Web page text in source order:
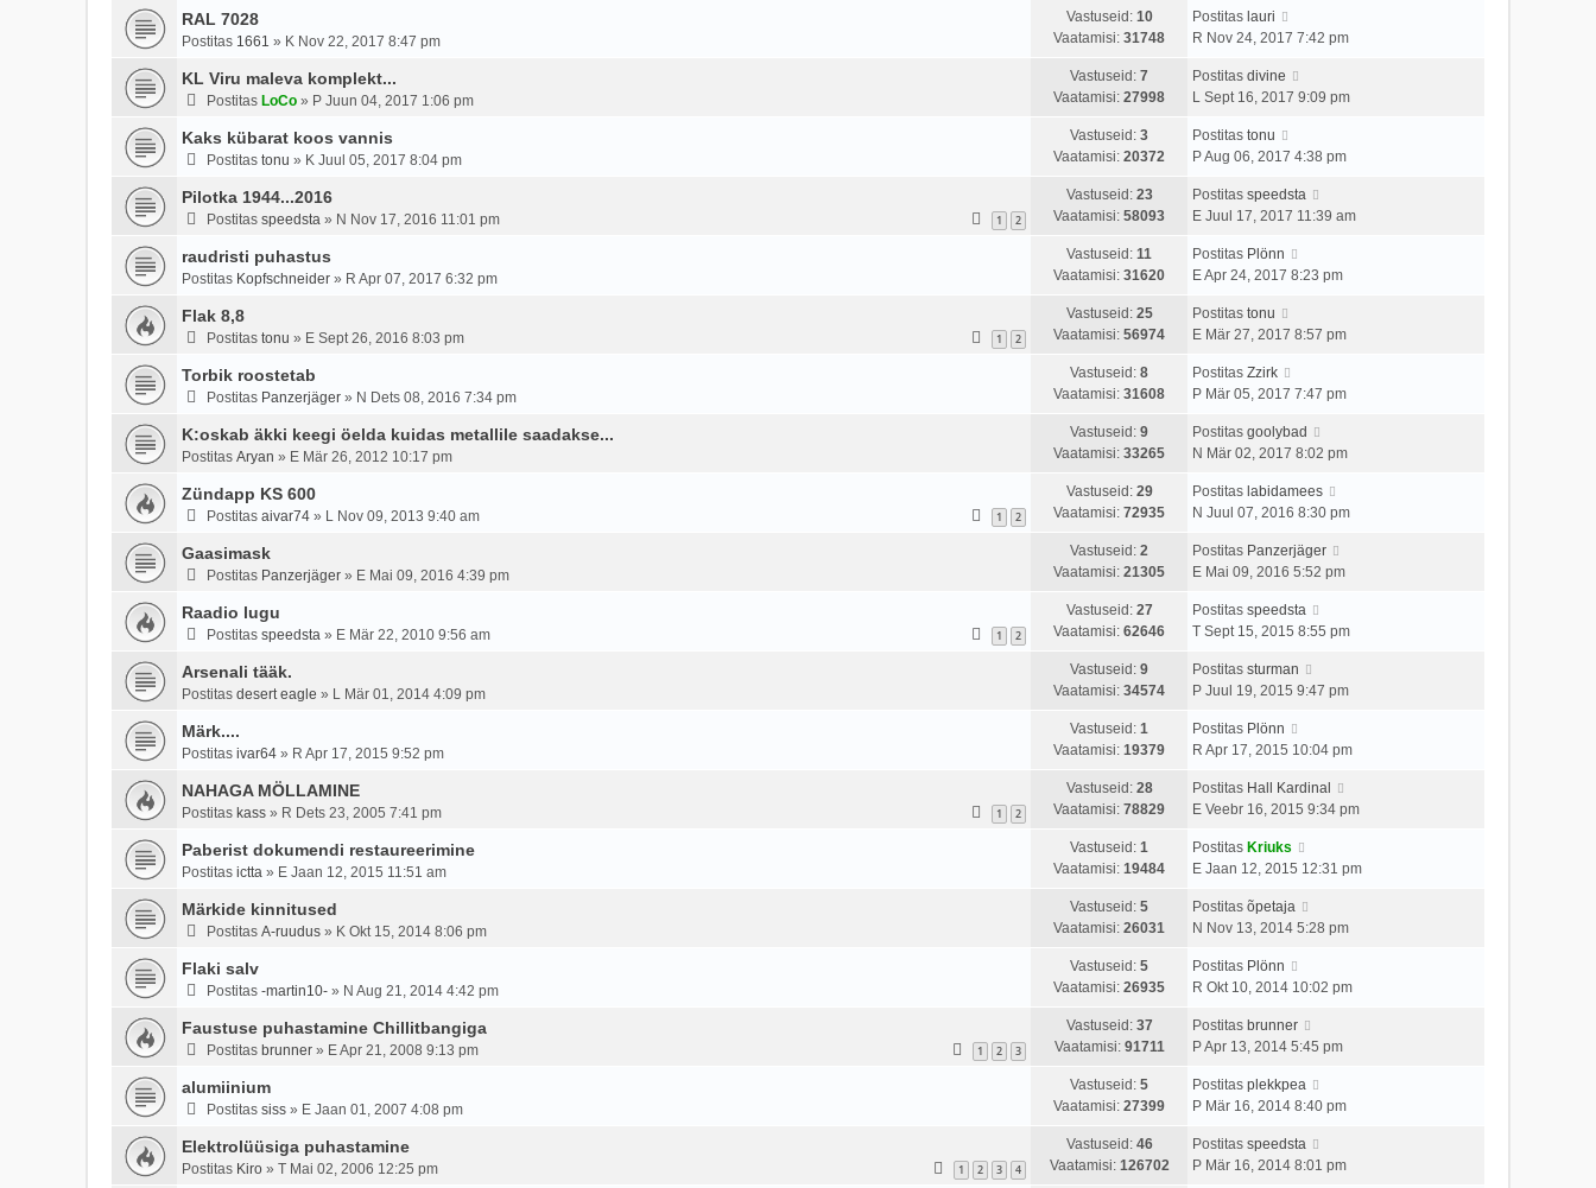
RAL 7028
Postitas 1661 » K Nov 22, 2017 8:47 pm
Vastuseid: 10
Vaatamisi: 31748
Postitas lauri
R Nov 24, 2017 7:42 pm
KL Viru maleva komplekt...
Postitas LoCo » P Juun 04, 2017 1:06 pm
Vastuseid: 7
Vaatamisi: 27998
Postitas divine
L Sept 16, 2017 9:09 pm
Kaks kübarat koos vannis
Postitas tonu » K Juul 05, 2017 8:04 pm
Vastuseid: 3
Vaatamisi: 20372
Postitas tonu
P Aug 06, 2017 4:38 pm
Pilotka 1944...2016
Postitas speedsta » N Nov 17, 2016 11:01 pm 1 2
Vastuseid: 23
Vaatamisi: 58093
Postitas speedsta
E Juul 17, 2017 11:39 am
raudristi puhastus
Postitas Kopfschneider » R Apr 07, 2017 6:32 pm
Vastuseid: 11
Vaatamisi: 31620
Postitas Plönn
E Apr 24, 2017 8:23 pm
Flak 8,8
Postitas tonu » E Sept 26, 2016 8:03 pm 1 2
Vastuseid: 25
Vaatamisi: 56974
Postitas tonu
E Mär 27, 2017 8:57 pm
Torbik roostetab
Postitas Panzerjäger » N Dets 08, 2016 7:34 pm
Vastuseid: 8
Vaatamisi: 31608
Postitas Zzirk
P Mär 05, 2017 7:47 pm
K:oskab äkki keegi öelda kuidas metallile saadakse...
Postitas Aryan » E Mär 26, 2012 10:17 pm
Vastuseid: 9
Vaatamisi: 33265
Postitas goolybad
N Mär 02, 2017 8:02 pm
Zündapp KS 600
Postitas aivar74 » L Nov 09, 2013 9:40 am 1 2
Vastuseid: 29
Vaatamisi: 72935
Postitas labidamees
N Juul 07, 2016 8:30 pm
Gaasimask
Postitas Panzerjäger » E Mai 09, 2016 4:39 pm
Vastuseid: 2
Vaatamisi: 21305
Postitas Panzerjäger
E Mai 09, 2016 5:52 pm
Raadio lugu
Postitas speedsta » E Mär 22, 2010 9:56 am 1 2
Vastuseid: 27
Vaatamisi: 62646
Postitas speedsta
T Sept 15, 2015 8:55 pm
Arsenali tääk.
Postitas desert eagle » L Mär 01, 2014 4:09 pm
Vastuseid: 9
Vaatamisi: 34574
Postitas sturman
P Juul 19, 2015 9:47 pm
Märk....
Postitas ivar64 » R Apr 17, 2015 9:52 pm
Vastuseid: 1
Vaatamisi: 19379
Postitas Plönn
R Apr 17, 2015 10:04 pm
NAHAGA MÖLLAMINE
Postitas kass » R Dets 23, 2005 7:41 pm 1 2
Vastuseid: 28
Vaatamisi: 78829
Postitas Hall Kardinal
E Veebr 16, 2015 9:34 pm
Paberist dokumendi restaureerimine
Postitas ictta » E Jaan 12, 2015 11:51 am
Vastuseid: 1
Vaatamisi: 19484
Postitas Kriuks
E Jaan 12, 2015 12:31 pm
Märkide kinnitused
Postitas A-ruudus » K Okt 15, 2014 8:06 pm
Vastuseid: 5
Vaatamisi: 26031
Postitas õpetaja
N Nov 13, 2014 5:28 pm
Flaki salv
Postitas -martin10- » N Aug 21, 2014 4:42 pm
Vastuseid: 5
Vaatamisi: 26935
Postitas Plönn
R Okt 10, 2014 10:02 pm
Faustuse puhastamine Chillitbangiga
Postitas brunner » E Apr 21, 2008 9:13 pm 1 2 3
Vastuseid: 37
Vaatamisi: 91711
Postitas brunner
P Apr 13, 2014 5:45 pm
alumiinium
Postitas siss » E Jaan 01, 2007 4:08 pm
Vastuseid: 5
Vaatamisi: 27399
Postitas plekkpea
P Mär 16, 2014 8:40 pm
Elektrolüüsiga puhastamine
Postitas Kiro » T Mai 02, 2006 12:25 pm 1 2 3 4
Vastuseid: 46
Vaatamisi: 126702
Postitas speedsta
P Mär 16, 2014 8:01 pm